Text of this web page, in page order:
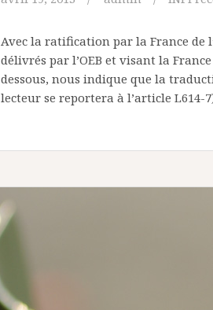
Avec la ratification par la France de
délivrés par l’OEB et visant la
dessous, nous indique que la
lecteur se reportera à l’article L614-